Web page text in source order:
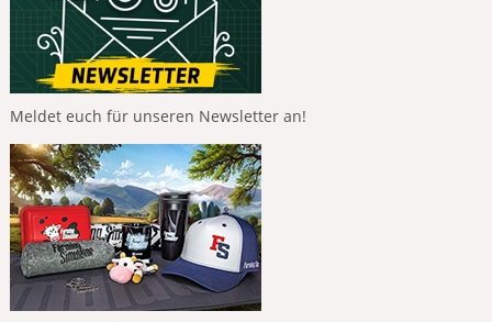
Meldet euch für unseren Newsletter an!